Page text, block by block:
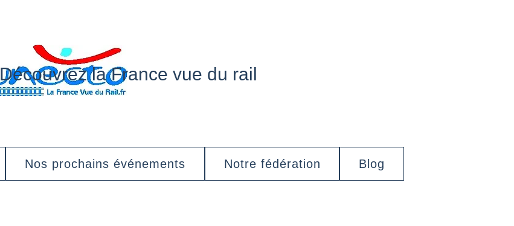
Découvrez la France vue du rail
Nos prochains événements Notre fédération Blog